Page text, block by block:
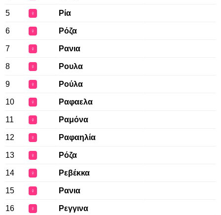
5 ♀ Ρία
6 ♀ Ρόζα
7 ♀ Ρανια
8 ♀ Ρουλα
9 ♀ Ρούλα
10 ♀ Ραφαελα
11 ♀ Ραμόνα
12 ♀ Ραφαηλία
13 ♀ Ρόζα
14 ♀ Ρεβέκκα
15 ♀ Ρανια
16 ♀ Ρεγγινα